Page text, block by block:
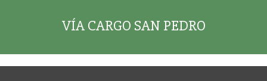
VÍA CARGO SAN PEDRO